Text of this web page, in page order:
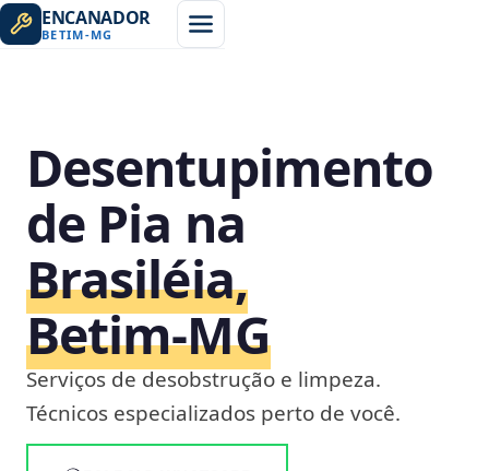
ENCANADOR
BETIM-MG
Desentupimento
de Pia na
Brasiléia,
Betim‑MG
Serviços de desobstrução e limpeza.
Técnicos especializados perto de você.